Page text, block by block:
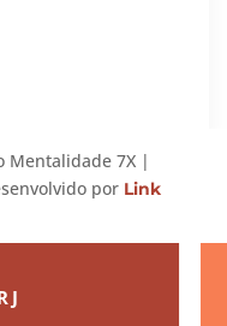
Mentalidade 7X |
por Link